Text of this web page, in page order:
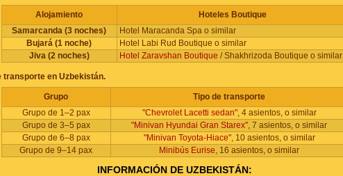
Alojamiento
Hoteles Boutique
Samarcanda (3 noches)
Hotel Maracanda Spa o similar
Bujará (1 noche)
Hotel Labi Rud Boutique o similar
Jiva (2 noches)
Hotel Zaravshan Boutique / Shakhrizoda Boutique o similar
transporte en Uzbekistán.
Grupo
Tipo de transporte
Grupo de 1–2 pax
"Chevrolet Lacetti sedan", 4 asientos, o similar
Grupo de 3–5 pax
"Minivan Hyundai Gran Starex", 7 asientos, o similar
Grupo de 6–8 pax
"Minivan Toyota-Hiace", 10 asientos, o similar
Grupo de 9–14 pax
Minibús Eurise, 16 asientos, o similar
INFORMACIÓN DE UZBEKISTÁN: